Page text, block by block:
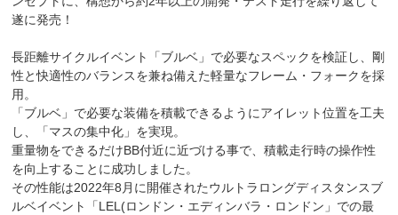
遂に発売！
長距離サイクルイベント「ブルベ」で必要なスペックを検証し、剛
性と快適性のバランスを兼ね備えた軽量なフレーム・フォークを採
用。
「ブルベ」で必要な装備を積載できるようにアイレット位置を工夫
し、「マスの集中化」を実現。
重量物をできるだけBB付近に近づける事で、積載走行時の操作性
を向上することに成功しました。
その性能は2022年8月に開催されたウルトラロングディスタンスブ
ルベイベント「LEL(ロンドン・エディンバラ・ロンドン」での最